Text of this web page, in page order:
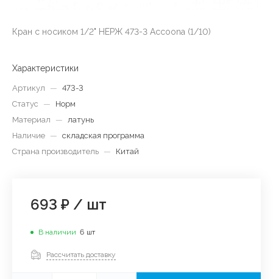
Кран с носиком 1/2" НЕРЖ 473-3 Accoona (1/10)
Характеристики
Артикул — 473-3
Статус
—
Норм
Материал
— латунь
Наличие — складская программа
Страна производитель — Китай
693 ₽ / шт
В наличии 6 шт
Рассчитать доставку